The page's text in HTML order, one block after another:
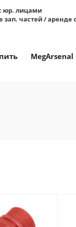
юр. лицами
частей / аренде
MegArsenal